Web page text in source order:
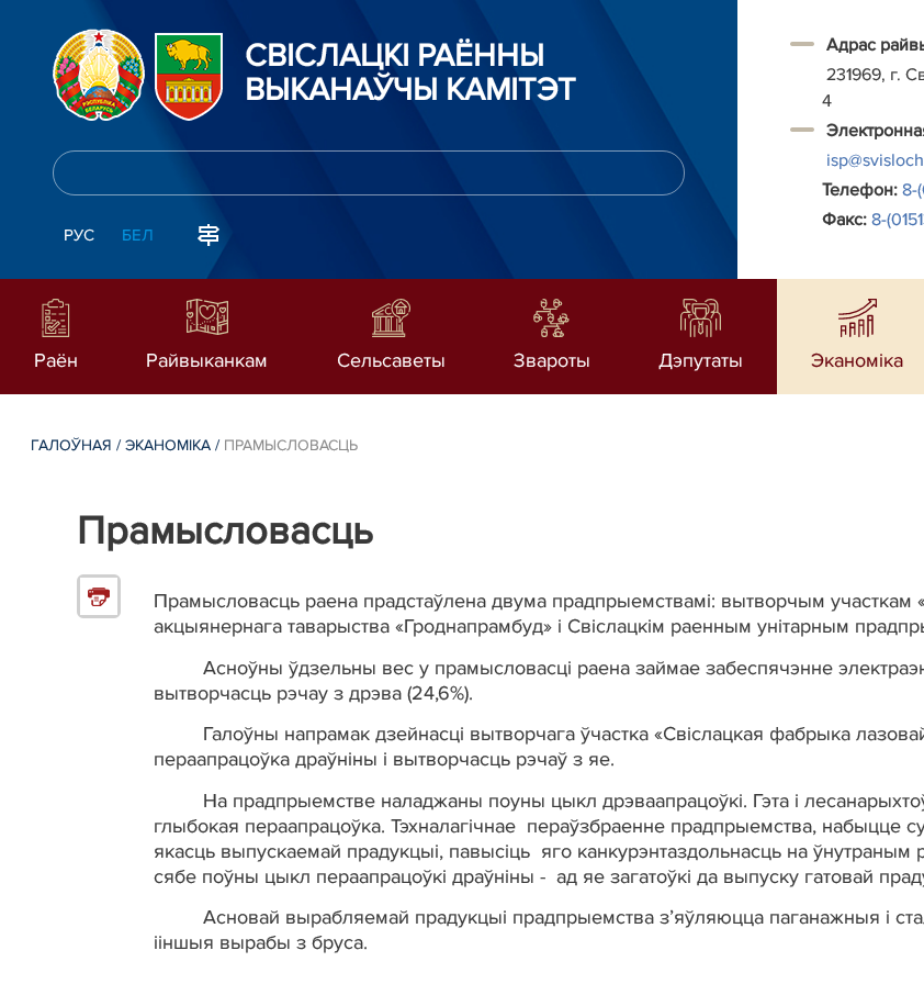
СВІСЛАЦКІ РАЁННЫ
ВЫКАНАЎЧЫ КАМІТЭТ
РУС БЕЛ
Адрас
231969, г.
4
Телефон: 8-
Факс: 8-
Раён Райвыканкам Сельсаветы Звароты Дэпутаты Эканоміка
ГАЛОЎНАЯ /ЭКАНОМІКА / ПРАМЫСЛОВАСЦЬ
Прамысловасць
Прамысловасць раена прадстаўлена двума прадпрыемствамi: вытворчым участкам
акцыянернага таварыства «Гроднапрамбуд» i Свiслацкiм раенным унiтарным
Асноўны ўдзельны вес у прамысловасцi раена займае забеспячэнне
вытворчасць рэчау з дрэва (24,6%).
Галоўны напрамак дзейнасцi вытворчага ўчастка «Свiслацкая фабрыка
пераапрацоўка драўнiны i вытворчасць рэчаў з яе.
На прадпрыемстве наладжаны поуны цыкл дрэваапрацоўкі. Гэта i
глыбокая пераапрацоўка. Тэхналагiчнае пераўзбраенне прадпрыемства, набыцце
якасць выпускаемай прадукцыi, павысiць яго канкурэнтаздольнасць на ўнутраным
сябе поўны цыкл пераапрацоўкi драўнiны - ад яе загатоўкi да выпуску гатовай
Асновай вырабляемай прадукцыi прадпрыемства з’яўляюцца паганажныя i
iiншыя вырабы з бруса.